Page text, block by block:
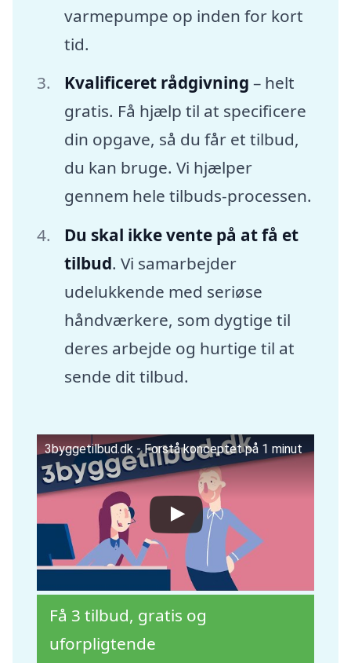
varmepumpe op inden for kort
tid.
Kvalificeret rådgivning – helt
gratis. Få hjælp til at specificere
din opgave, så du får et tilbud,
du kan bruge. Vi hjælper
gennem hele tilbuds-processen.
Du skal ikke vente på at få et
tilbud. Vi samarbejder
udelukkende med seriøse
håndværkere, som dygtige til
deres arbejde og hurtige til at
sende dit tilbud.
3byggetilbud.dk - Forstå konceptet på 1 minut
Få 3 tilbud, gratis og
uforpligtende